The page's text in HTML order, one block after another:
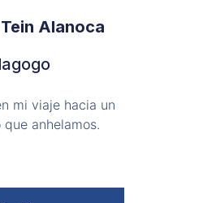
Alanoca
mi viaje hacia un
anhelamos.